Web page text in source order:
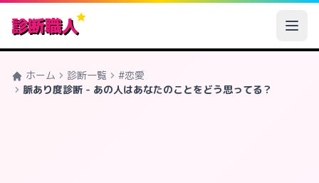
診断職人
ホーム 診断一覧
#恋愛
脈あり度診断 - あの人はあなたのことをどう思ってる？